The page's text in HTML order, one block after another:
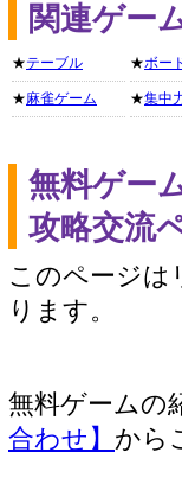
関連ゲー
★テーブル
★麻雀ゲーム
★ボー
★集中
無料ゲー
攻略交流
このページは
ります。
無料ゲームの
合わせ】 から